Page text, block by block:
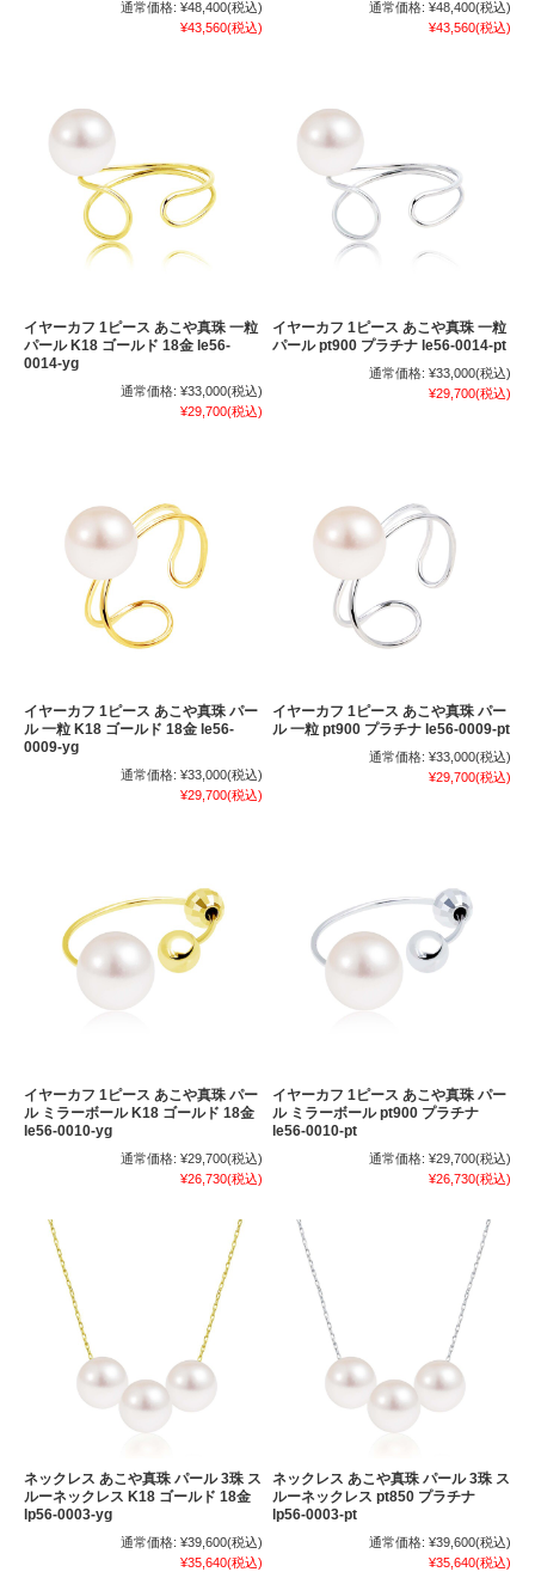
通常価格: ¥48,400(税込)
¥43,560(税込)
通常価格: ¥48,400(税込)
¥43,560(税込)
イヤーカフ 1ピース あこや真珠 一粒
パール K18 ゴールド 18金 le56-
0014-yg
通常価格: ¥33,000(税込)
¥29,700(税込)
イヤーカフ 1ピース あこや真珠 一粒
パール pt900 プラチナ le56-0014-pt
通常価格: ¥33,000(税込)
¥29,700(税込)
イヤーカフ 1ピース あこや真珠 パー
ル 一粒 K18 ゴールド 18金 le56-
0009-yg
通常価格: ¥33,000(税込)
¥29,700(税込)
イヤーカフ 1ピース あこや真珠 パー
ル 一粒 pt900 プラチナ le56-0009-pt
通常価格: ¥33,000(税込)
¥29,700(税込)
イヤーカフ 1ピース あこや真珠 パー
ル ミラーボール K18 ゴールド 18金
le56-0010-yg
通常価格: ¥29,700(税込)
¥26,730(税込)
イヤーカフ 1ピース あこや真珠 パー
ル ミラーボール pt900 プラチナ
le56-0010-pt
通常価格: ¥29,700(税込)
¥26,730(税込)
ネックレス あこや真珠 パール 3珠 ス
ルーネックレス K18 ゴールド 18金
lp56-0003-yg
通常価格: ¥39,600(税込)
¥35,640(税込)
ネックレス あこや真珠 パール 3珠 ス
ルーネックレス pt850 プラチナ
lp56-0003-pt
通常価格: ¥39,600(税込)
¥35,640(税込)